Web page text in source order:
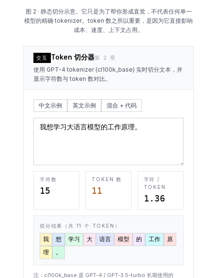
图 2 · 静态切分示意。它只是为了帮你形成直觉，不代表任何单一
模型的精确 tokenizer。token 数之所以重要，是因为它直接影响
成本、速度、上下文占用。
交互 Token 切分器第 2 章
使用 GPT-4 tokenizer (cl100k_base) 实时切分文本，并
显示字符数与 token 数对比。
中文示例 英文示例 混合 + 代码
字符数
15
TOKEN 数
11
字符 /
TOKEN
1.36
切分结果（共 11 个 TOKEN）
我 想 学习 大 语言 模型 的 工作
原
理
。
注：cl100k_base 是 GPT-4 / GPT-3.5-turbo 长期使用的